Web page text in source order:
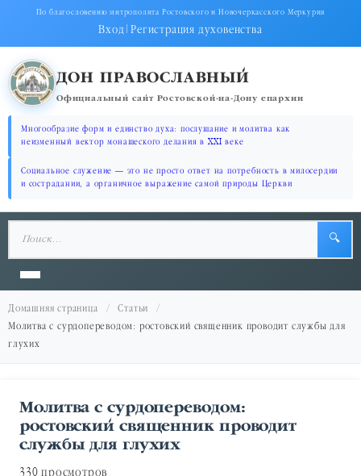
По благословению митрополита Ростовского и Новочеркасского Меркурия
Вход|Регистрация духовенства
ДОН ПРАВОСЛАВНЫЙ
Официальный сайт Ростовской-на-Дону епархии
Многообразие форм и единство духа: послушание и молитва как
неизменный вектор монашеского делания в XXI веке
Социальное служение — это не просто ответ на потребность в милосердии
и сострадании, а органичное выражение самой природы Церкви
🔍
Домашняя страница
Статьи
Молитва с сурдопереводом: ростовский священник проводит службы для
глухих
Молитва с сурдопереводом:
ростовский священник проводит
службы для глухих